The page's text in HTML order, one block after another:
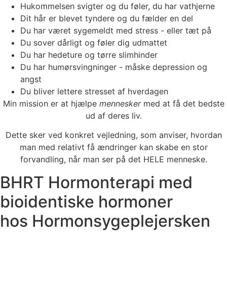
Hukommelsen svigter og du føler, du har vathjerne
Dit hår er blevet tyndere og du fælder en del
Du har været sygemeldt med stress - eller tæt på
Du sover dårligt og føler dig udmattet
Du har hedeture og tørre slimhinder
Du har humørsvingninger - måske depression og
angst
Du bliver lettere stresset af hverdagen
Min mission er at hjælpe menneskermed at få det bedste
ud af deres liv.
Dette sker ved konkret vejledning, som anviser, hvordan
man med relativt få ændringer kan skabe en stor
forvandling, når man ser på det HELE menneske.
BHRT Hormonterapi med
bioidentiske hormoner
hos Hormonsygeplejersken